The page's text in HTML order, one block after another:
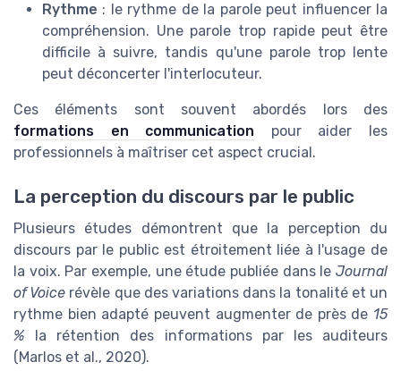
Rythme : le rythme de la parole peut influencer la
compréhension. Une parole trop rapide peut être
difficile à suivre, tandis qu'une parole trop lente
peut déconcerter l'interlocuteur.
Ces éléments sont souvent abordés lors des
formations en communication pour aider les
professionnels à maîtriser cet aspect crucial.
La perception du discours par le public
Plusieurs études démontrent que la perception du
discours par le public est étroitement liée à l'usage de
la voix. Par exemple, une étude publiée dans le Journal
of Voice révèle que des variations dans la tonalité et un
rythme bien adapté peuvent augmenter de près de 15
% la rétention des informations par les auditeurs
(Marlos et al., 2020).